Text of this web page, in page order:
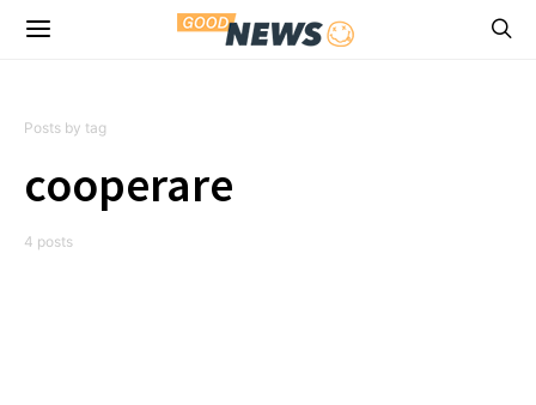
Posts by tag
cooperare
4 posts